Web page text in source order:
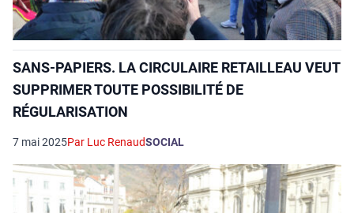
SANS-PAPIERS. LA CIRCULAIRE RETAILLEAU VEUT
SUPPRIMER TOUTE POSSIBILITÉ DE
RÉGULARISATION
7 mai 2025Par Luc RenaudSOCIAL